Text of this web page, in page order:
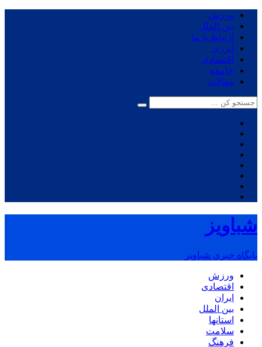
ورزش
بین الملل
ارتباط با ما
انرژی
اقتصادی
جامعه
مقالات
شباویز
پایگاه خبری شباویز
ورزش
اقتصادی
ایران
بین الملل
استانها
سلامت
فرهنگ